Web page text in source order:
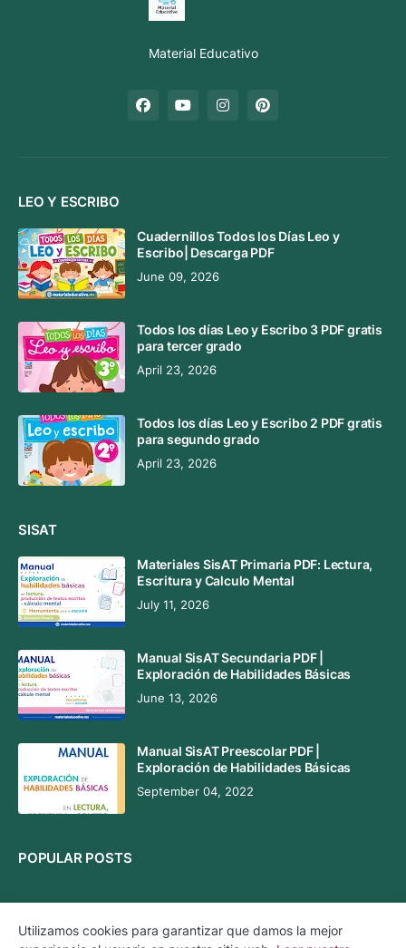
Material Educativo
LEO Y ESCRIBO
Cuadernillos Todos los Días Leo y
Escribo| Descarga PDF
June 09, 2026
Todos los días Leo y Escribo 3 PDF gratis
para tercer grado
April 23, 2026
Todos los días Leo y Escribo 2 PDF gratis
para segundo grado
April 23, 2026
SISAT
Materiales SisAT Primaria PDF: Lectura,
Escritura y Calculo Mental
July 11, 2026
Manual SisAT Secundaria PDF |
Exploración de Habilidades Básicas
June 13, 2026
Manual SisAT Preescolar PDF |
Exploración de Habilidades Básicas
September 04, 2022
POPULAR POSTS
Utilizamos cookies para garantizar que damos la mejor